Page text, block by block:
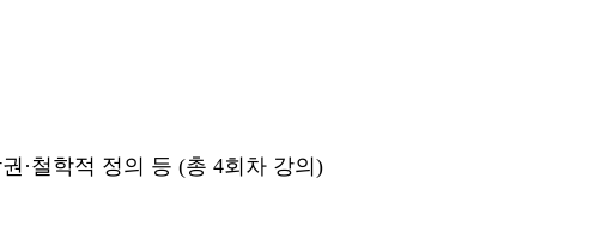
·철학적 정의 등 (총 4회차 강의)